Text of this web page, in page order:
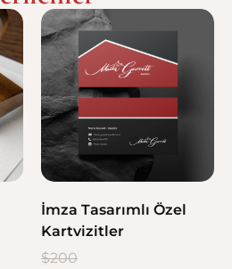
İmza Tasarımlı Özel
Kartvizitler
$200